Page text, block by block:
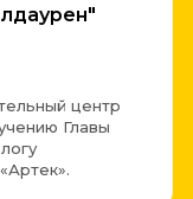
центр
Главы